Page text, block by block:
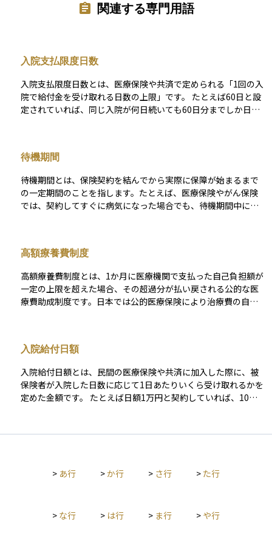
関連する専門用語
入院支払限度日数
入院支払限度日数とは、医療保険や共済で定められる「1回の入
院で給付金を受け取れる日数の上限」です。 たとえば60日と設
定されていれば、同じ入院が何日続いても60日分までしか日額
で、限度日数を長く設定すると保険料が高くなるため、公的医
療保険や貯蓄とのバランスを踏まえて無理のない範囲で選ぶこ
とが資産形成にとって有効です。
待機期間
待機期間とは、保険契約を結んでから実際に保障が始まるまで
の一定期間のことを指します。たとえば、医療保険やがん保険
では、契約してすぐに病気になった場合でも、待機期間中に発
高額療養費制度
高額療養費制度とは、1か月に医療機関で支払った自己負担額が
一定の上限を超えた場合、その超過分が払い戻される公的な医
療費助成制度です。日本では公的医療保険により治療費の自己
けられているのが、この高額療養費制度です。 上限額は、70歳
未満と70歳以上で異なり、さらに所得区分（年収の目安）によ
って細かく設定されています。たとえば、年収約370万〜770万
円の方（一般的な所得層）では、1か月あたりの自己負担限度額
は「約8万円＋（総医療費−26.7万円）×1％」となります。これ
ことも可能です。これにより、退院後の払い戻しを待たずに現
金の一時的な負担を軽減できます。 同じ月に複数の医療機関を
ることもできます。さらに、直近12か月以内に3回以上この制
入院給付日額
入院給付日額とは、民間の医療保険や共済に加入した際に、被
保険者が入院した日数に応じて1日あたりいくら受け取れるかを
定めた金額です。 たとえば日額1万円と契約していれば、10日
どを補う目的で設定されるため、金額が高過ぎても保険料負担
にヘッジすることで、手元資金を投資に回す余裕を保ちやすく
> あ行 >か行 > さ行 > た行
> な行 > は行 > ま行 > や行